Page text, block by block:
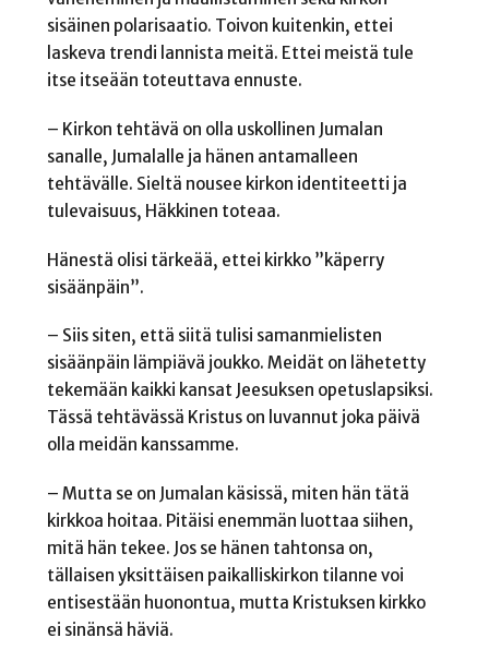
sisäinen polarisaatio. Toivon kuitenkin, ettei
laskeva trendi lannista meitä. Ettei meistä tule
itse itseään toteuttava ennuste.
– Kirkon tehtävä on olla uskollinen Jumalan
sanalle, Jumalalle ja hänen antamalleen
tehtävälle. Sieltä nousee kirkon identiteetti ja
tulevaisuus, Häkkinen toteaa.
Hänestä olisi tärkeää, ettei kirkko ”käperry
sisäänpäin”.
– Siis siten, että siitä tulisi samanmielisten
sisäänpäin lämpiävä joukko. Meidät on lähetetty
tekemään kaikki kansat Jeesuksen opetuslapsiksi.
Tässä tehtävässä Kristus on luvannut joka päivä
olla meidän kanssamme.
– Mutta se on Jumalan käsissä, miten hän tätä
kirkkoa hoitaa. Pitäisi enemmän luottaa siihen,
mitä hän tekee. Jos se hänen tahtonsa on,
tällaisen yksittäisen paikalliskirkon tilanne voi
entisestään huonontua, mutta Kristuksen kirkko
ei sinänsä häviä.